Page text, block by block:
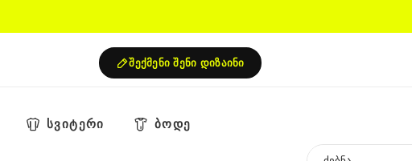
შექმენი შენი დიზაინი
სვიტერი ბოდე